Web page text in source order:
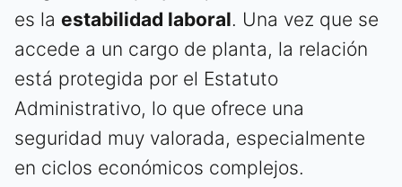
es la estabilidad laboral. Una vez que se
accede a un cargo de planta, la relación
está protegida por el Estatuto
Administrativo, lo que ofrece una
seguridad muy valorada, especialmente
en ciclos económicos complejos.